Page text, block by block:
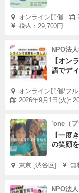
オンライン開催
税込：29,700円
NPO法
【オン
語でデ
オンライン開催/フ
2026年9月1日(火
⁺one（プ
【一度
の笑顔
東京 [渋谷区] 無
NPO法